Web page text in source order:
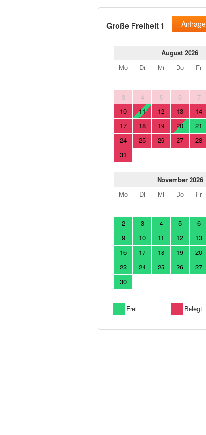
Große Freiheit 1 Anfrage
August 2026
Mo
Di Mi Do Fr
3
4 5 6 7
10
11 12 13 14
17
18 19 20 21
24
25 26 27 28
31
November 2026
Mo
Di Mi Do Fr
2
3 4 5 6
9
10 11 12 13
16
17 18 19 20
23
24 25 26 27
30
Frei Belegt